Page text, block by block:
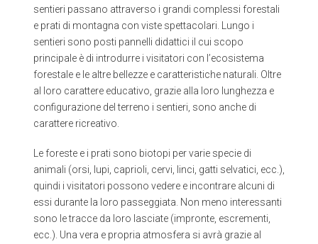
sentieri passano attraverso i grandi complessi forestali
e prati di montagna con viste spettacolari. Lungo i
sentieri sono posti pannelli didattici il cui scopo
principale è di introdurre i visitatori con l’ecosistema
forestale e le altre bellezze e caratteristiche naturali. Oltre
al loro carattere educativo, grazie alla loro lunghezza e
configurazione del terreno i sentieri, sono anche di
carattere ricreativo.
Le foreste e i prati sono biotopi per varie specie di
animali (orsi, lupi, caprioli, cervi, linci, gatti selvatici, ecc.),
quindi i visitatori possono vedere e incontrare alcuni di
essi durante la loro passeggiata. Non meno interessanti
sono le tracce da loro lasciate (impronte, escrementi,
ecc.). Una vera e propria atmosfera si avrà grazie al